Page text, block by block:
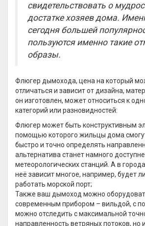
свидетельствовать о
достатке хозяев дома.
сегодня большей
пользуются именно такие
образы.
Флюгер дымохода, цена на который
отличаться и зависит от дизайна,
он изготовлен, может относиться к
категорий или разновидностей:
Флюгер может быть конструктивным
помощью которого жильцы дома
быстро и точно определять
альтернатива станет намного
метеорологических станций. А в
неё зависит многое, например, будет
работать морской порт;
Также ваш дымоход можно
современным прибором – вильдой, с
можно отследить с максимальной
направленность ветряных потоков, но